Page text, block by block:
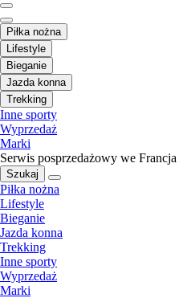
Piłka nożna
Lifestyle
Bieganie
Jazda konna
Trekking
Inne sporty
Wyprzedaż
Marki
Serwis posprzedażowy we Francja
Szukaj
Piłka nożna
Lifestyle
Bieganie
Jazda konna
Trekking
Inne sporty
Wyprzedaż
Marki